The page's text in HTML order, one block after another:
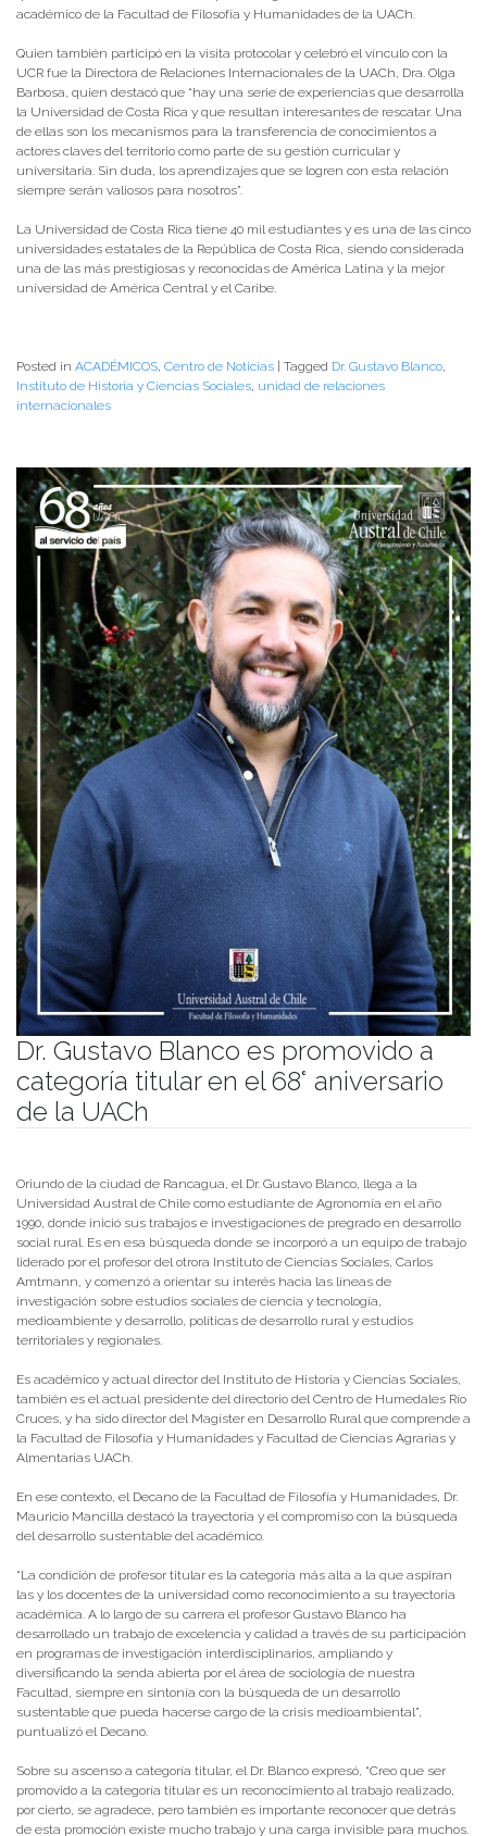
académico de la Facultad de Filosofía y Humanidades de la UACh.
Quien también participó en la visita protocolar y celebró el vínculo con la
UCR fue la Directora de Relaciones Internacionales de la UACh, Dra. Olga
Barbosa, quien destacó que “hay una serie de experiencias que desarrolla
la Universidad de Costa Rica y que resultan interesantes de rescatar. Una
de ellas son los mecanismos para la transferencia de conocimientos a
actores claves del territorio como parte de su gestión curricular y
universitaria. Sin duda, los aprendizajes que se logren con esta relación
siempre serán valiosos para nosotros”.
La Universidad de Costa Rica tiene 40 mil estudiantes y es una de las cinco
universidades estatales de la República de Costa Rica, siendo considerada
una de las más prestigiosas y reconocidas de América Latina y la mejor
universidad de América Central y el Caribe.
Posted in ACADÉMICOS, Centro de Noticias Tagged Dr. Gustavo Blanco,
Instituto de Historia y Ciencias Sociales, unidad de relaciones
internacionales
Dr. Gustavo Blanco es promovido a
categoría titular en el 68° aniversario
de la UACh
Oriundo de la ciudad de Rancagua, el Dr. Gustavo Blanco, llega a la
Universidad Austral de Chile como estudiante de Agronomía en el año
1990, donde inició sus trabajos e investigaciones de pregrado en desarrollo
social rural. Es en esa búsqueda donde se incorporó a un equipo de trabajo
liderado por el profesor del otrora Instituto de Ciencias Sociales, Carlos
Amtmann, y comenzó a orientar su interés hacia las líneas de
investigación sobre estudios sociales de ciencia y tecnología,
medioambiente y desarrollo, políticas de desarrollo rural y estudios
territoriales y regionales.
Es académico y actual director del Instituto de Historia y Ciencias Sociales,
también es el actual presidente del directorio del Centro de Humedales Río
Cruces, y ha sido director del Magíster en Desarrollo Rural que comprende a
la Facultad de Filosofía y Humanidades y Facultad de Ciencias Agrarias y
Almentarias UACh.
En ese contexto, el Decano de la Facultad de Filosofía y Humanidades, Dr.
Mauricio Mancilla destacó la trayectoria y el compromiso con la búsqueda
del desarrollo sustentable del académico.
“La condición de profesor titular es la categoría más alta a la que aspiran
las y los docentes de la universidad como reconocimiento a su trayectoria
académica. A lo largo de su carrera el profesor Gustavo Blanco ha
desarrollado un trabajo de excelencia y calidad a través de su participación
en programas de investigación interdisciplinarios, ampliando y
diversificando la senda abierta por el área de sociología de nuestra
Facultad, siempre en sintonía con la búsqueda de un desarrollo
sustentable que pueda hacerse cargo de la crisis medioambiental”,
puntualizó el Decano.
Sobre su ascenso a categoría titular, el Dr. Blanco expresó, “Creo que ser
promovido a la categoría titular es un reconocimiento al trabajo realizado,
por cierto, se agradece, pero también es importante reconocer que detrás
de esta promoción existe mucho trabajo y una carga invisible para muchos.